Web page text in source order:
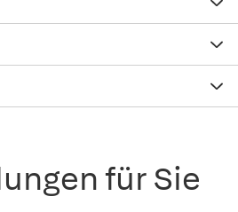
für Sie